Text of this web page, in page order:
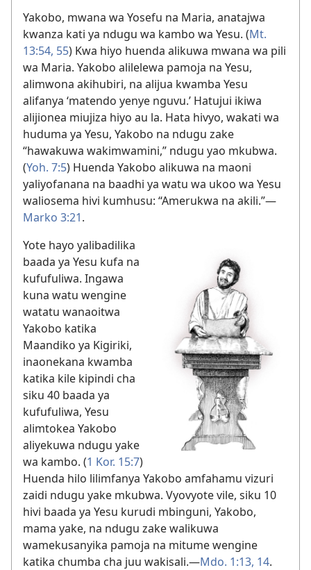
Yakobo, mwana wa Yosefu na Maria, anatajwa
kwanza kati ya ndugu wa kambo wa Yesu. (Mt.
13:54, 55) Kwa hiyo huenda alikuwa mwana wa pili
wa Maria. Yakobo alilelewa pamoja na Yesu,
alimwona akihubiri, na alijua kwamba Yesu
alifanya ‘matendo yenye nguvu.’ Hatujui ikiwa
alijionea miujiza hiyo au la. Hata hivyo, wakati wa
huduma ya Yesu, Yakobo na ndugu zake
“hawakuwa wakimwamini,” ndugu yao mkubwa.
(Yoh. 7:5) Huenda Yakobo alikuwa na maoni
yaliyofanana na baadhi ya watu wa ukoo wa Yesu
waliosema hivi kumhusu: “Amerukwa na akili.”​—
Marko 3:21.
Yote hayo yalibadilika
baada ya Yesu kufa na
kufufuliwa. Ingawa
kuna watu wengine
watatu wanaoitwa
Yakobo katika
Maandiko ya Kigiriki,
inaonekana kwamba
katika kile kipindi cha
siku 40 baada ya
kufufuliwa, Yesu
alimtokea Yakobo
aliyekuwa ndugu yake
wa kambo. (1 Kor. 15:7)
Huenda hilo lilimfanya Yakobo amfahamu vizuri
zaidi ndugu yake mkubwa. Vyovyote vile, siku 10
hivi baada ya Yesu kurudi mbinguni, Yakobo,
mama yake, na ndugu zake walikuwa
wamekusanyika pamoja na mitume wengine
katika chumba cha juu wakisali.​—Mdo. 1:13, 14.